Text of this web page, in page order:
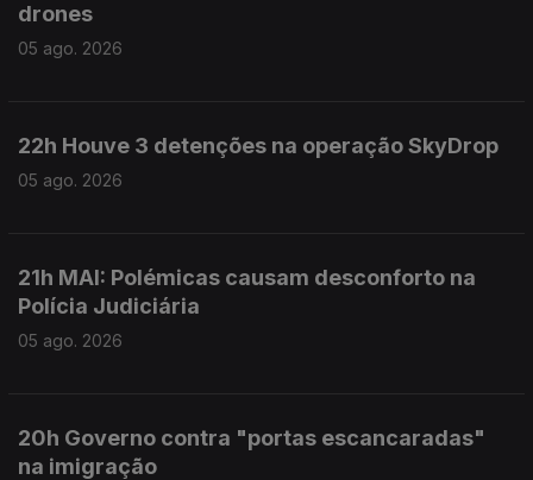
drones
05 ago. 2026
22h Houve 3 detenções na operação SkyDrop
05 ago. 2026
21h MAI: Polémicas causam desconforto na
Polícia Judiciária
05 ago. 2026
20h Governo contra "portas escancaradas"
na imigração